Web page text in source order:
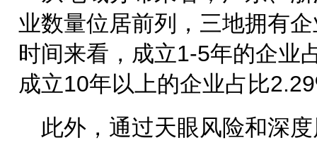
业数量位居前列，三地拥有
时间来看，成立1-5年的企业
成立10年以上的企业占比
此外，通过天眼风险和深